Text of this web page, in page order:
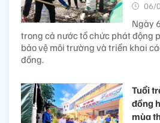
06/
Ngày
trong cả nước tổ chức phát động
bảo vệ môi trường và triển khai
đồng.
Tuổi
đồng
mùa